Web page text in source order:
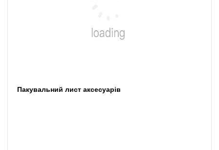
Пакувальний лист аксесуарів